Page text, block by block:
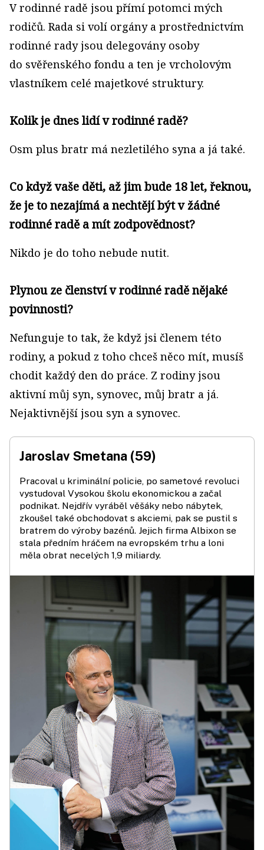
V rodinné radě jsou přímí potomci mých
rodičů. Rada si volí orgány a prostřednictvím
rodinné rady jsou delegovány osoby
do svěřenského fondu a ten je vrcholovým
vlastníkem celé majetkové struktury.
Kolik je dnes lidí v rodinné radě?
Osm plus bratr má nezletilého syna a já také.
Co když vaše děti, až jim bude 18 let, řeknou,
že je to nezajímá a nechtějí být v žádné
rodinné radě a mít zodpovědnost?
Nikdo je do toho nebude nutit.
Plynou ze členství v rodinné radě nějaké
povinnosti?
Nefunguje to tak, že když jsi členem této
rodiny, a pokud z toho chceš něco mít, musíš
chodit každý den do práce. Z rodiny jsou
aktivní můj syn, synovec, můj bratr a já.
Nejaktivnější jsou syn a synovec.
Jaroslav Smetana (59)
Pracoval u kriminální policie, po sametové revoluci
vystudoval Vysokou školu ekonomickou a začal
podnikat. Nejdřív vyráběl věšáky nebo nábytek,
zkoušel také obchodovat s akciemi, pak se pustil s
bratrem do výroby bazénů. Jejich firma Albixon se
stala předním hráčem na evropském trhu a loni
měla obrat necelých 1,9 miliardy.